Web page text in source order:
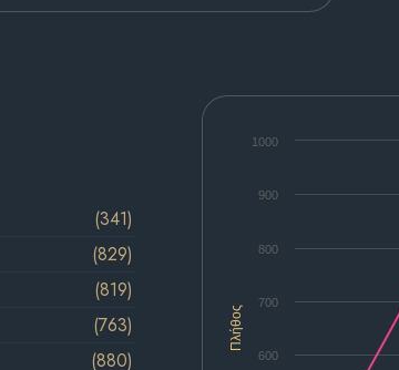
Πλήθος
600
700
800
900
1000
(341)
(829)
(819)
(763)
(880)